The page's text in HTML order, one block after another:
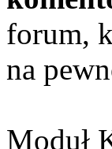
forum,
na
Moduł